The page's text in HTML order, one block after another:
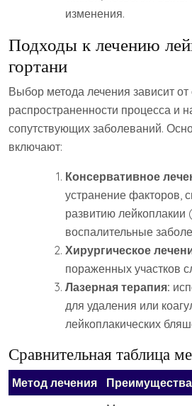
изменения.
Подходы к лечению
гортани
Выбор метода лечения зависит
распространенности процесса и
сопутствующих заболеваний.
включают:
Консервативное
устранение факторов,
развитию лейкоплакии
воспалительные
Хирургическое
пораженных участков
Лазерная терапия:
для удаления или
лейкоплакических
Сравнительная таблица
Метод лечения Преимущества